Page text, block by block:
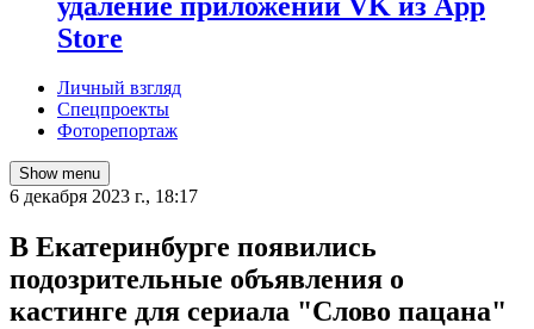
Store
Личный взгляд
Спецпроекты
Фоторепортаж
Show menu
6 декабря 2023 г., 18:17
В Екатеринбурге появились
подозрительные объявления о
кастинге для сериала "Слово пацана"